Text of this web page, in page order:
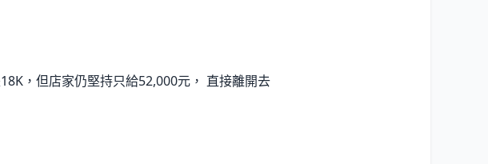
，但店家仍堅持只給52,000元， 直接離開去